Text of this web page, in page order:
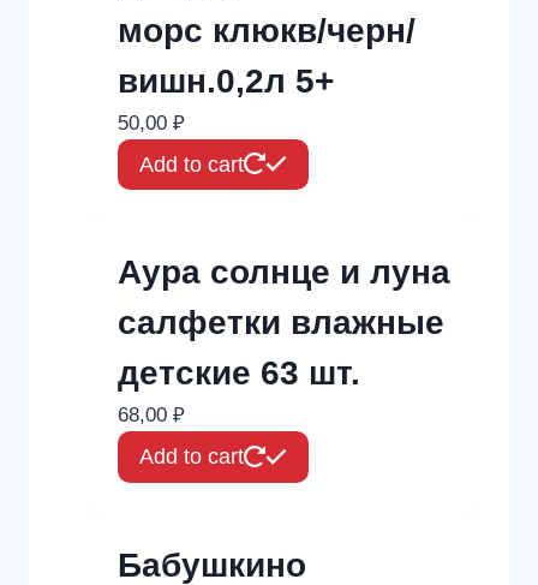
морс клюкв/черн/
вишн.0,2л 5+
50,00 ₽
Add to cart
Аура солнце и луна
салфетки влажные
детские 63 шт.
68,00 ₽
Add to cart
Бабушкино